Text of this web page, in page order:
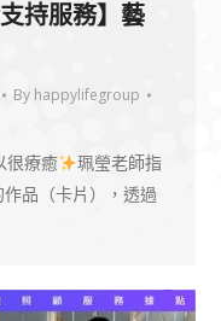
持服務】藝
By happylifegroup
很療癒
珮瑩老師指
品（卡片），透過